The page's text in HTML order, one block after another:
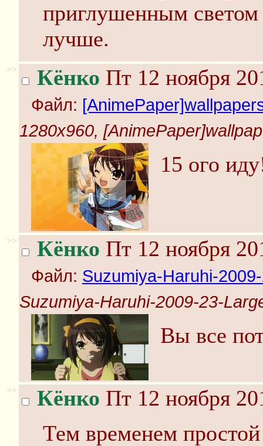
приглушенным светом
лучше.
>> Кёнко Пт 12 ноября
Файл:
1280x960,
15 ого
>> Кёнко Пт 12 ноября
Файл: Suzumiya-Haruhi-
Suzumiya-Haruhi-2009-23-
Вы все
>> Кёнко Пт 12 ноября
Тем временем